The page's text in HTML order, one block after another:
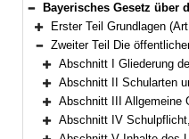
Bereich reduzieren
Bayerisches Gesetz über das Erziehungs- und Unterrichtswesen (BayEUG) in
Bereich erweitern
Erster Teil Grundlagen
Bereich reduzieren
Zweiter Teil Die
Bereich erweitern
Abschnitt I Gliederung
Bereich erweitern
Abschnitt II Schularten
Bereich erweitern
Abschnitt III Allgemeine Grundsätze,
Bereich erweitern
Abschnitt IV Schulpflicht, Pflichtschulen,